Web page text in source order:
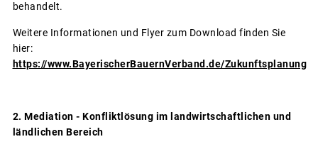
behandelt.
Weitere Informationen und Flyer zum Download finden Sie
hier:
https://www.BayerischerBauernVerband.de/Zukunftsplanung
2. Mediation - Konfliktlösung im landwirtschaftlichen und
ländlichen Bereich